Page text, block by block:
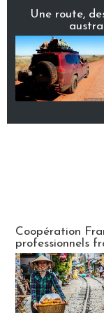
Une route,
Coopération
professionnels